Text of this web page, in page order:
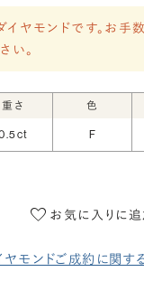
ヤモンドです。お手
い。
重さ 色
F
お気に入りに追
ヤモンドご成約に関す